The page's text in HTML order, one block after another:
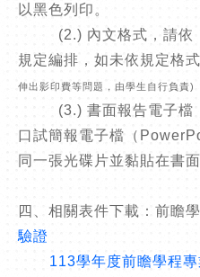
以黑色列印。
(2.) 內文格式，請依「
規定編排，如未依規定格
伸出影印費等問題，由學生自行負責)
(3.) 書面報告電子檔（
口試簡報電子檔（
同一張光碟片並黏貼在書
四、相關表件下載：前瞻
驗證
113學年度前瞻學程